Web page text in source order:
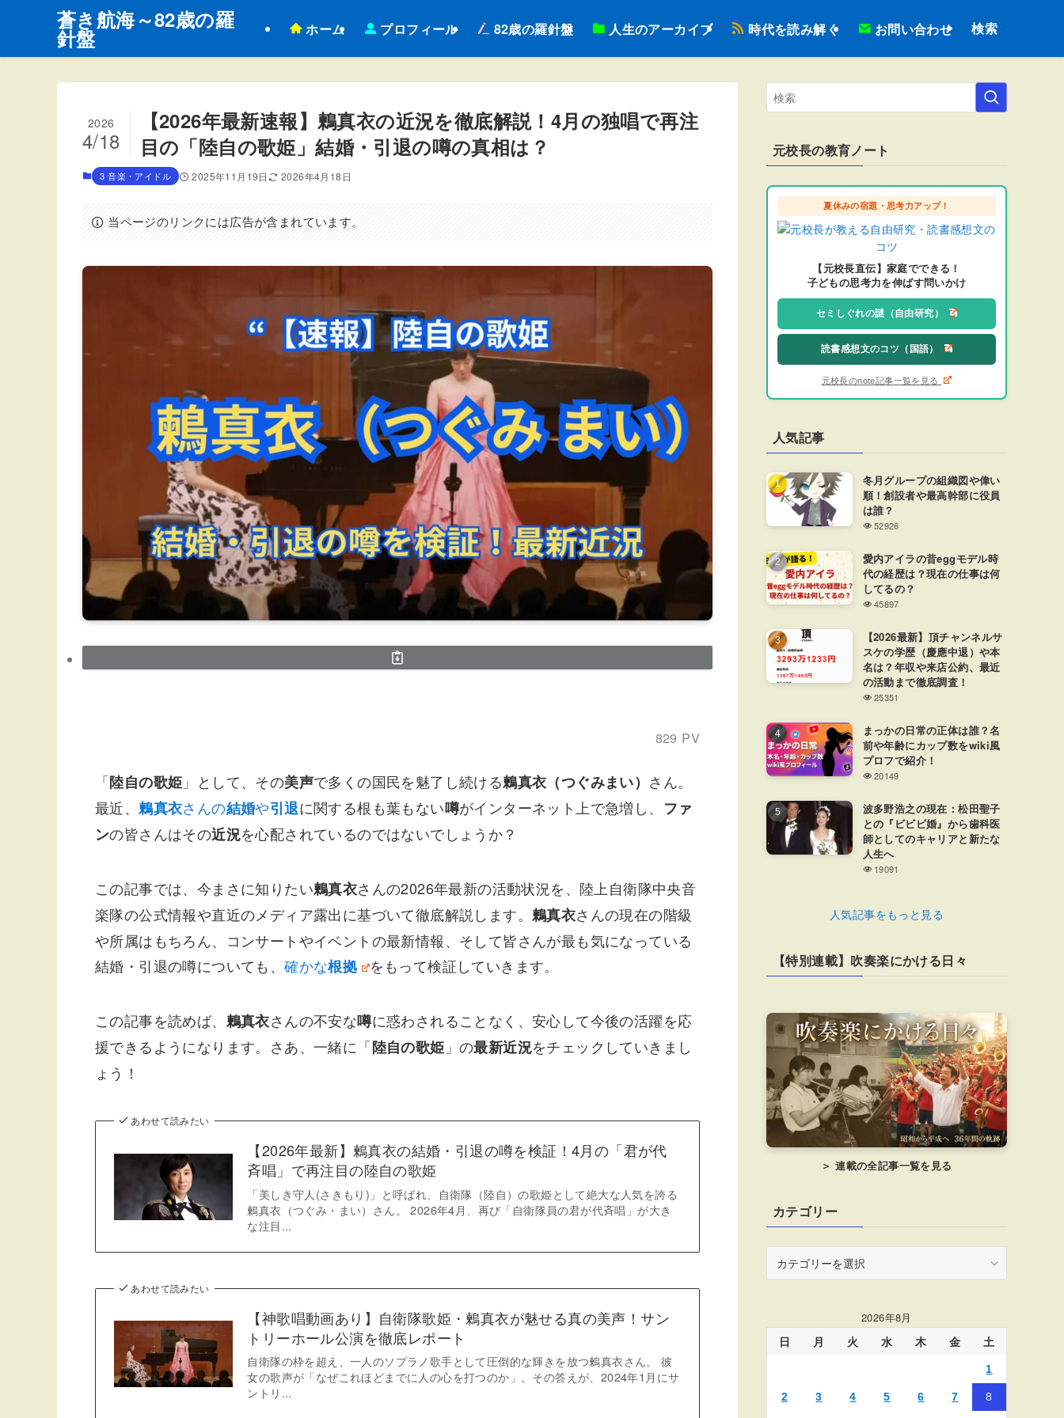
蒼き航海～82歳の羅
針盤 ホーム プロフィール 82歳の羅針盤 人生のアーカイブ 時代を読み解く お問い合わせ 検索
【2026年最新速報】鶫真衣の近況を徹底解説！4月の独唱で再注
目の「陸自の歌姫」結婚・引退の噂の真相は？
2026
4/18
3 音楽・アイドル 2025年11月19日 2026年4月18日
当ページのリンクには広告が含まれています。
829 PV
「陸自の歌姫 」として、その美声で多くの国民を魅了し続ける鶫真衣（つぐみまい） さん。
最近、鶫真衣さんの結婚や引退に関する根も葉もない噂がインターネット上で急増し、 ファ
ンの皆さんはその近況を心配されているのではないでしょうか？
この記事では、今まさに知りたい鶫真衣さんの2026年最新の活動状況を、陸上自衛隊中央音
楽隊の公式情報や直近のメディア露出に基づいて徹底解説します。 鶫真衣さんの現在の階級
や所属はもちろん、コンサートやイベントの最新情報、そして皆さんが最も気になっている
結婚・引退の噂についても、確かな根拠 をもって検証していきます。
この記事を読めば、 鶫真衣さんの不安な噂に惑わされることなく、安心して今後の活躍を応
援できるようになります。さあ、一緒に「陸自の歌姫 」の最新近況をチェックしていきまし
ょう！
あわせて読みたい
【2026年最新】鶫真衣の結婚・引退の噂を検証！4月の「君が代
斉唱」で再注目の陸自の歌姫
「美しき守人(さきもり)」と呼ばれ、自衛隊（陸自）の歌姫として絶大な人気を誇る
鶫真衣（つぐみ・まい）さん。 2026年4月、再び「自衛隊員の君が代斉唱」が大き
な注目...
あわせて読みたい
【神歌唱動画あり】自衛隊歌姫・鶫真衣が魅せる真の美声！サン
トリーホール公演を徹底レポート
自衛隊の枠を超え、一人のソプラノ歌手として圧倒的な輝きを放つ鶫真衣さん。 彼
女の歌声が「なぜこれほどまでに人の心を打つのか」。その答えが、2024年1月にサ
ントリ...
元校長の教育ノート
夏休みの宿題・思考力アップ！
【元校長直伝】家庭でできる！
子どもの思考力を伸ばす問いかけ
セミしぐれの謎（自由研究）
読書感想文のコツ（国語）
元校長のnote記事一覧を見る
人気記事
冬月グループの組織図や偉い
順！創設者や最高幹部に役員
は誰？
52926
愛内アイラの昔eggモデル時
代の経歴は？現在の仕事は何
してるの？
45897
【2026最新】頂チャンネルサ
スケの学歴（慶應中退）や本
名は？年収や来店公約、最近
の活動まで徹底調査！
25351
まっかの日常の正体は誰？名
前や年齢にカップ数をwiki風
プロフで紹介！
20149
波多野浩之の現在：松田聖子
との『ビビビ婚』から歯科医
師としてのキャリアと新たな
人生へ
19091
人気記事をもっと見る
【特別連載】吹奏楽にかける日々
＞ 連載の全記事一覧を見る
カテゴリー
ー
2026年8月
日 月 火 水 木 金 土
1
2 3 4 5 6 7 8